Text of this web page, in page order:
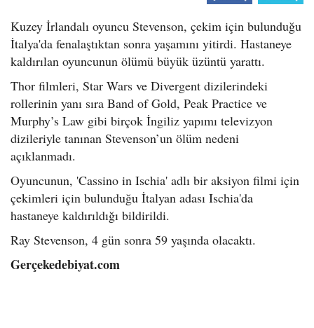
Kuzey İrlandalı oyuncu Stevenson, çekim için bulunduğu
İtalya'da fenalaştıktan sonra yaşamını yitirdi. Hastaneye
kaldırılan oyuncunun ölümü büyük üzüntü yarattı.
Thor filmleri, Star Wars ve Divergent dizilerindeki
rollerinin yanı sıra Band of Gold, Peak Practice ve
Murphy’s Law gibi birçok İngiliz yapımı televizyon
dizileriyle tanınan Stevenson’un ölüm nedeni
açıklanmadı.
Oyuncunun, 'Cassino in Ischia' adlı bir aksiyon filmi için
çekimleri için bulunduğu İtalyan adası Ischia'da
hastaneye kaldırıldığı bildirildi.
Ray Stevenson, 4 gün sonra 59 yaşında olacaktı.
Gerçekedebiyat.com